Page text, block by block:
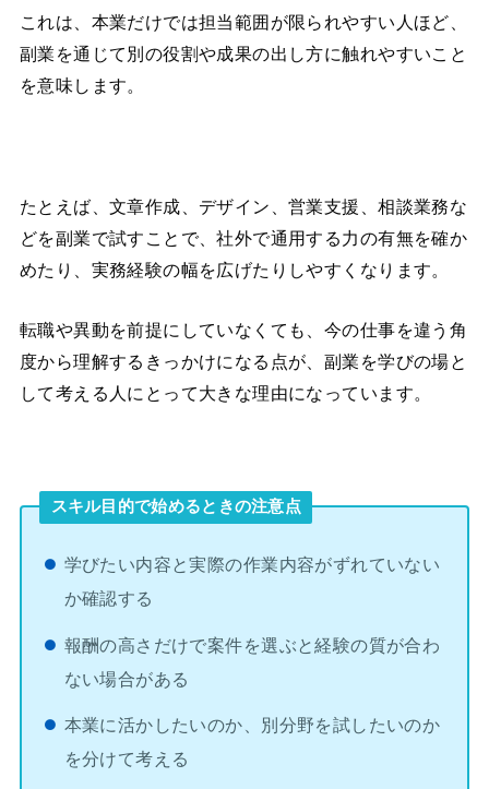
これは、本業だけでは担当範囲が限られやすい人ほど、
副業を通じて別の役割や成果の出し方に触れやすいこと
を意味します。
たとえば、文章作成、デザイン、営業支援、相談業務な
どを副業で試すことで、社外で通用する力の有無を確か
めたり、実務経験の幅を広げたりしやすくなります。
転職や異動を前提にしていなくても、今の仕事を違う角
度から理解するきっかけになる点が、副業を学びの場と
して考える人にとって大きな理由になっています。
スキル目的で始めるときの注意点
学びたい内容と実際の作業内容がずれていない
か確認する
報酬の高さだけで案件を選ぶと経験の質が合わ
ない場合がある
本業に活かしたいのか、別分野を試したいのか
を分けて考える